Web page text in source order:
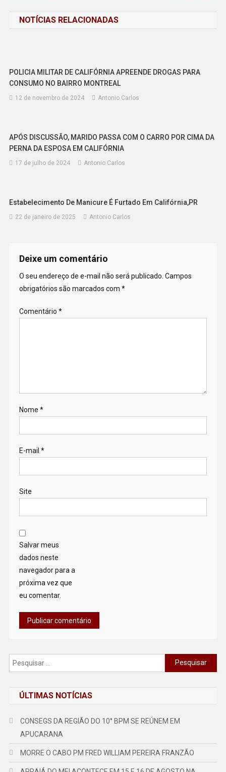
Post
NOTÍCIAS RELACIONADAS
POLICIA MILITAR DE CALIFÓRNIA APREENDE DROGAS PARA
CONSUMO NO BAIRRO MONTREAL
12 de novembro de 2024 Antonio Carlos
APÓS DISCUSSÃO, MARIDO PASSA COM O CARRO POR CIMA DA
PERNA DA ESPOSA EM CALIFÓRNIA
17 de julho de 2024 Antonio Carlos
Estabelecimento De Manicure É Furtado Em Califórnia,PR
22 de janeiro de 2025 Antonio Carlos
Deixe um comentário
O seu endereço de e-mail não será publicado. Campos
obrigatórios são marcados com *
Comentário *
Nome *
E-mail *
Site
Salvar meus
dados neste
navegador para a
próxima vez que
eu comentar.
Pesquisar
por:
ÚLTIMAS NOTÍCIAS
CONSEGS DA REGIÃO DO 10° BPM SE REÚNEM EM
APUCARANA
MORRE O CABO PM FRED WILLIAM PEREIRA FRANZÃO